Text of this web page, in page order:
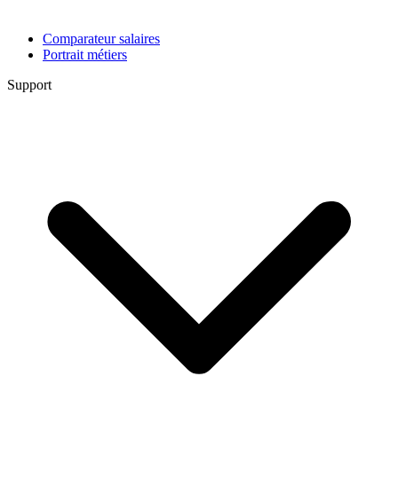
Comparateur salaires
Portrait métiers
Support